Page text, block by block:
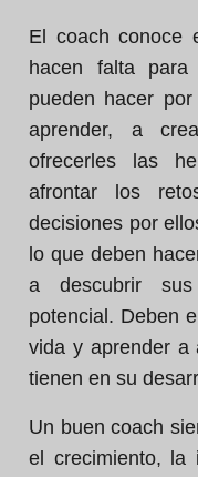
El coach conoce
hacen falta
pueden hacer
aprender, a
ofrecerles las
afrontar los
decisiones por
lo que deben
a descubrir
potencial. Deben
vida y aprender a
tienen en su
Un buen coach
el crecimiento, la